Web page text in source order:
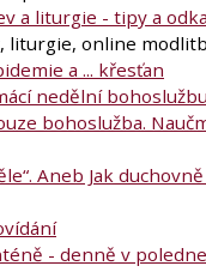
a liturgie - tipy a
liturgie, online
a ... křesťan
nedělní bohoslužbu
bohoslužba.
Aneb Jak
- denně v